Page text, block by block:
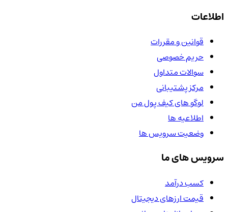
اطلاعات
قوانین و مقررات
حریم خصوصی
سوالات متداول
مرکز پشتیبانی
لوگو های کیف پول من
اطلاعیه ها
وضعیت سرویس ها
سرویس های ما
کسب درآمد
قیمت ارزهای دیجیتال